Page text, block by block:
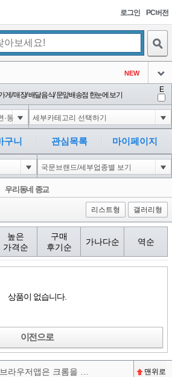
로그인 PC버전
NEW
아이콘
아이콘
아이콘
NEW
아이콘
-16
게/ 매장/ 배달음식/ 문앞배송점 한눈에 보기
E
구니 관심목록 마이페이지
우리동네 종교
리스트형 갤러리형
높은
가격순
구매
후기순
가나다순 역순
상품이 없습니다.
이전으로
맨위로